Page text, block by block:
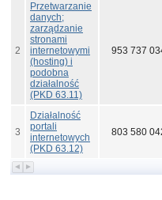
2
Przetwarzanie
danych;
zarządzanie
stronami
internetowymi
(hosting) i
podobna
działalność
(PKD 63.11)
953 737
3
Działalność
portali
internetowych
(PKD 63.12)
803 580